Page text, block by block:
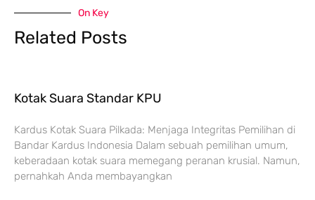
On Key
Related Posts
Kotak Suara Standar KPU
Kardus Kotak Suara Pilkada: Menjaga Integritas Pemilihan di
Bandar Kardus Indonesia Dalam sebuah pemilihan umum,
keberadaan kotak suara memegang peranan krusial. Namun,
pernahkah Anda membayangkan